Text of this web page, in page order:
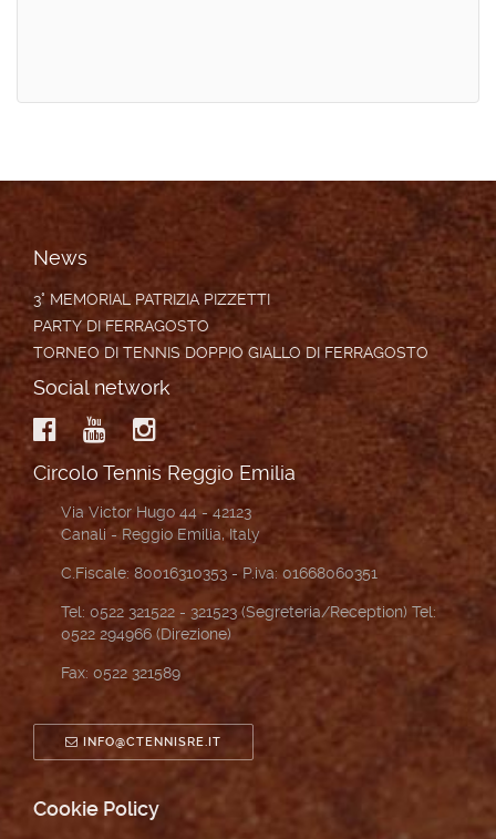
News
3° MEMORIAL PATRIZIA PIZZETTI
PARTY DI FERRAGOSTO
TORNEO DI TENNIS DOPPIO GIALLO DI FERRAGOSTO
Social network
Circolo Tennis Reggio Emilia
Via Victor Hugo 44 - 42123
Canali - Reggio Emilia, Italy
C.Fiscale: 80016310353 - P.iva: 01668060351
Tel: 0522 321522 - 321523 (Segreteria/Reception) Tel:
0522 294966 (Direzione)
Fax: 0522 321589
INFO@CTENNISRE.IT
Cookie Policy